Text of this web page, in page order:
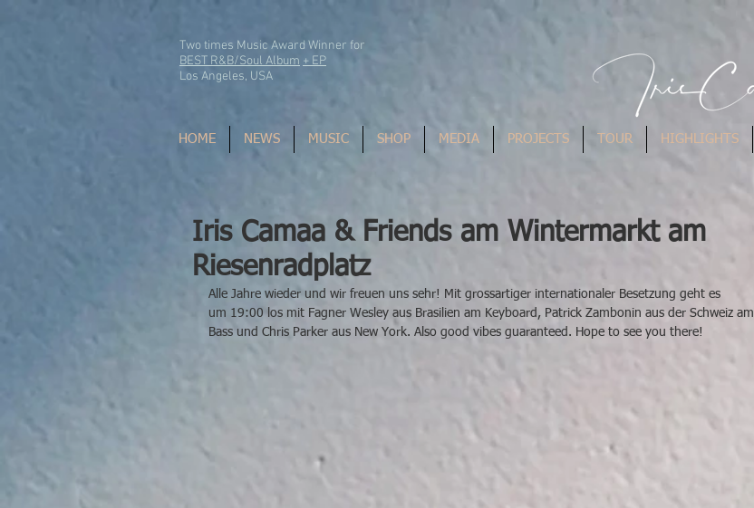
Two times Music Award Winner for
BEST R&B/Soul Album + EP
Los Angeles, USA
HOME NEWS MUSIC SHOP MEDIA PROJECTS TOUR HIGHLIGHTS
Iris Camaa & Friends am Wintermarkt am
Riesenradplatz
Alle Jahre wieder und wir freuen uns sehr! Mit grossartiger internationaler Besetzung geht es
um 19:00 los mit Fagner Wesley aus Brasilien am Keyboard, Patrick Zambonin aus der Schweiz am
Bass und Chris Parker aus New York. Also good vibes guaranteed. Hope to see you there!